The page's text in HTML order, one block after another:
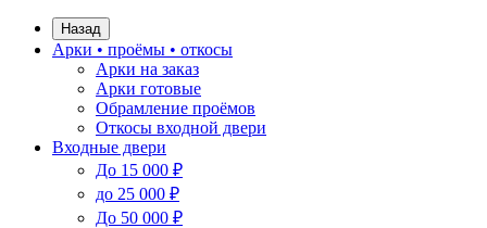
Назад
Арки • проёмы • откосы
Арки на заказ
Арки готовые
Обрамление проёмов
Откосы входной двери
Входные двери
До 15 000 ₽
до 25 000 ₽
До 50 000 ₽